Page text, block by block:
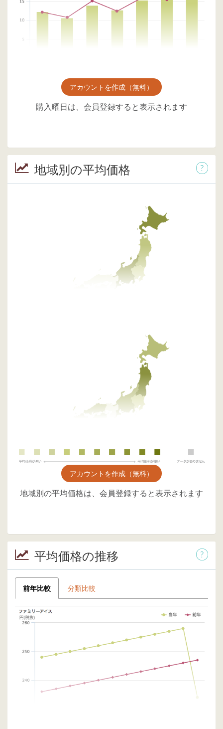
アカウントを作成（無料）
購入曜日は、会員登録すると表示されます
地域別の平均価格
アカウントを作成（無料）
地域別の平均価格は、会員登録すると表示されます
平均価格の推移
前年比較 分類比較